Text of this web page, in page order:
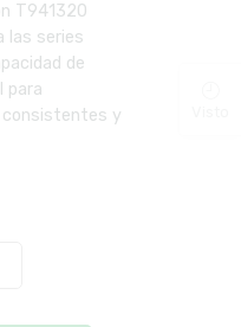
T941320
las series
de
para
consistentes y